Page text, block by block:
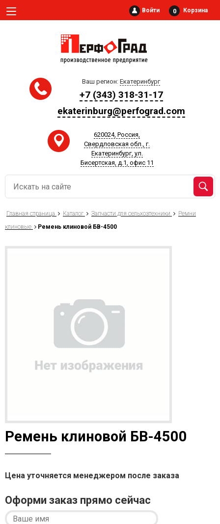
Войти 0 Корзина
Ваш регион: Екатеринбург
+7 (343) 318-31-17
ekaterinburg@perfograd.com
620024, Россия,
Свердловская обл., г.
Екатеринбург, ул.
Бисертская, д.1, офис 11
Главная страница Каталог Запчасти для сельхозтехники
Ремни
клиновые
Ремень клиновой БВ-4500
Ремень клиновой БВ-4500
Цена уточняется менеджером после заказа
Оформи заказ прямо сейчас